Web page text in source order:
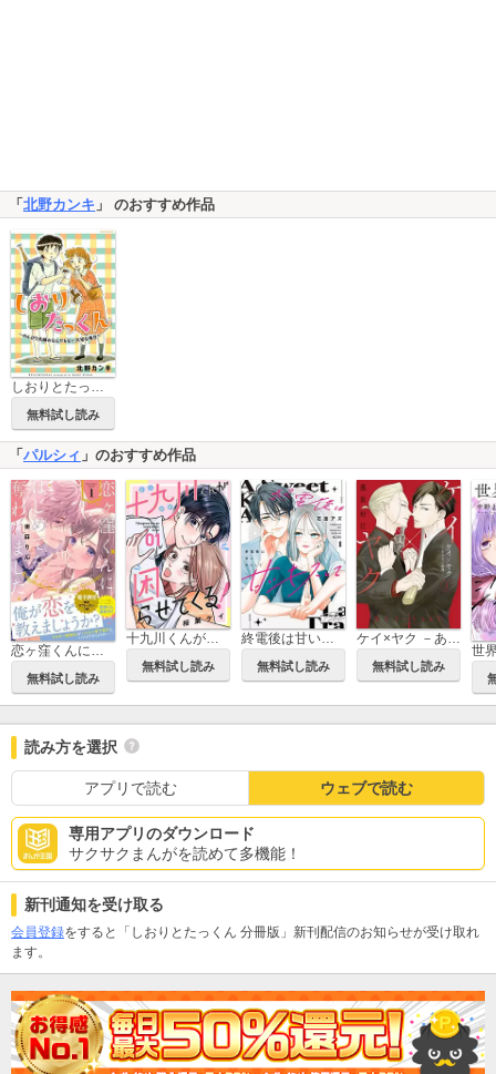
「北野カンキ 」 のおすすめ作品
しおりとたっくん
無料試し読み
「 パルシィ 」のおすすめ作品
無料試し読み
十九川くんが困らせてくる！
無料試し読み
終電後は甘いキスして
無料試し読み
ケイ×ヤク －あぶない相棒－
無料試し読み
読み方を選択
アプリで読む ウェブで読む
専用アプリのダウンロード
サクサクまんがを読めて多機能！
新刊通知を受け取る
会員登録をすると「しおりとたっくん 分冊版」新刊配信のお知らせが受け取れ
ます。